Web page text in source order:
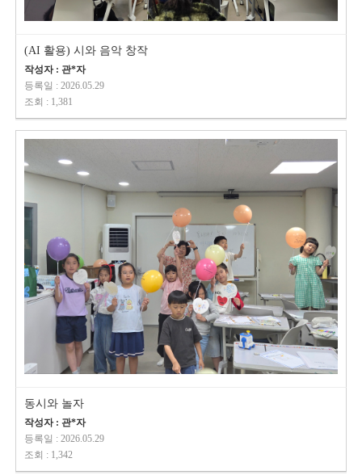
(AI 활용) 시와 음악 창작
작성자 : 관*자
등록일 : 2026.05.29
조회 : 1,381
동시와 놀자
작성자 : 관*자
등록일 : 2026.05.29
조회 : 1,342